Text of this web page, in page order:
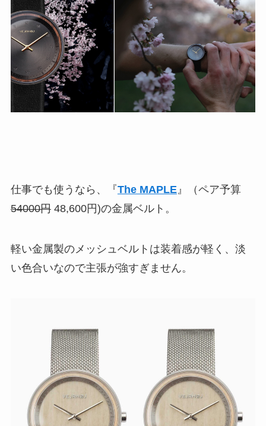
仕事でも使うなら、『The MAPLE』（ペア予算
54000円48,600円)の金属ベルト。
軽い金属製のメッシュベルトは装着感が軽く、淡
い色合いなので主張が強すぎません。